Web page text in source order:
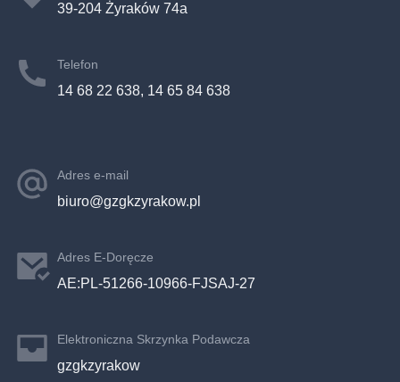
39-204 Żyraków 74a
Telefon
14 68 22 638, 14 65 84 638
Adres e-mail
biuro@gzgkzyrakow.pl
Adres E-Doręcze
AE:PL-51266-10966-FJSAJ-27
Elektroniczna Skrzynka Podawcza
gzgkzyrakow